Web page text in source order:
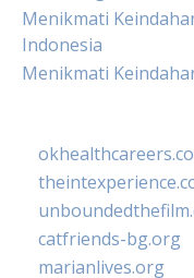
Menikmati
Indonesia
Menikmati
catfriends-bg.org
marianlives.org